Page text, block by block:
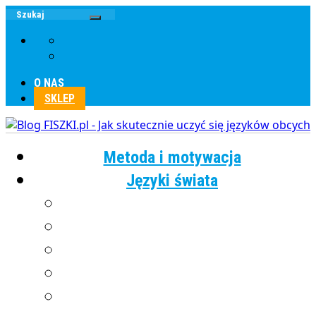
O NAS
SKLEP
Metoda i motywacja
Języki świata